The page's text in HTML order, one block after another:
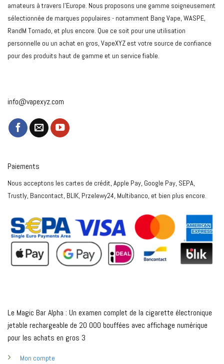
amateurs à travers l'Europe. Nous proposons une gamme soigneusement
sélectionnée de marques populaires - notamment Bang Vape, WASPE,
RandM Tornado, et plus encore. Que ce soit pour une utilisation
personnelle ou un achat en gros, VapeXYZ est votre source de confiance
pour des produits haut de gamme et un service fiable.
info@vapexyz.com
Le Magic Bar Alpha : Un examen complet de la cigarette électronique
jetable rechargeable de 20 000 bouffées avec affichage numérique
pour les achats en gros 3
Mon compte
Paiements
Nous acceptons les cartes de crédit, Apple Pay, Google Pay, SEPA,
Trustly, Bancontact, BLIK, Przelewy24, Multibanco, et bien plus encore.